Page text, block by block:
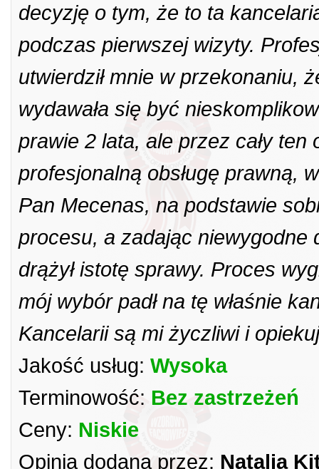
decyzję o tym, że to ta
podczas pierwszej wizyty.
utwierdził mnie w przekonaniu,
wydawała się być
prawie 2 lata, ale przez cały
profesjonalną obsługę prawną,
Pan Mecenas, na podstawie
procesu, a zadając niewygodne
drążył istotę sprawy. Proces
mój wybór padł na tę właśnie
Kancelarii są mi życzliwi i
Jakość usług: Wysoka
Terminowość: Bez zastrzeżeń
Ceny: Niskie
Opinia dodana przez: Natalia